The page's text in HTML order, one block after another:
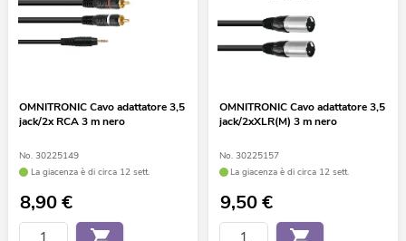
OMNITRONIC Cavo adattatore 3,5
jack/2x RCA 3 m nero
No. 30225149
La giacenza è di circa 12 sett.
8,90€
OMNITRONIC Cavo adattatore 3,5
jack/2xXLR(M) 3 m nero
No. 30225157
La giacenza è di circa 12 sett.
9,50€